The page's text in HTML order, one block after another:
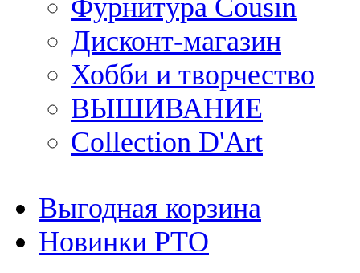
Фурнитура Cousin
Дисконт-магазин
Хобби и творчество
ВЫШИВАНИЕ
Collection D'Art
Выгодная корзина
Новинки РТО